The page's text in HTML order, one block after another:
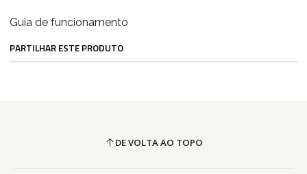
Guia de funcionamento
PARTILHAR ESTE PRODUTO
DE VOLTA AO TOPO